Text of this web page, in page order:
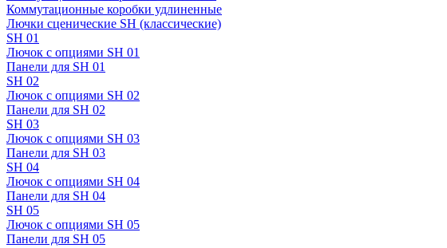
Коммутационные коробки удлиненные
Лючки сценические SH (классические)
SH 01
Лючок с опциями SH 01
Панели для SH 01
SH 02
Лючок с опциями SH 02
Панели для SH 02
SH 03
Лючок с опциями SH 03
Панели для SH 03
SH 04
Лючок с опциями SH 04
Панели для SH 04
SH 05
Лючок с опциями SH 05
Панели для SH 05